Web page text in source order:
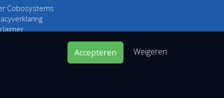
Cobosystems
Accepteren Weigeren